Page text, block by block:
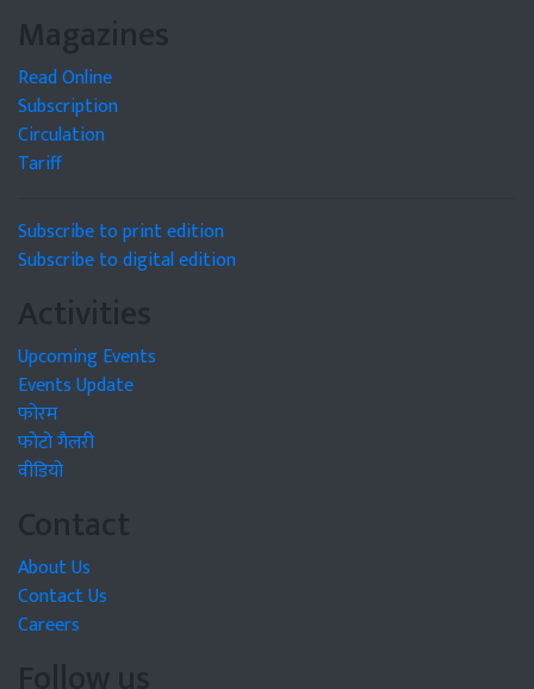
Magazines
Read Online
Subscription
Circulation
Tariff
Subscribe to print edition
Subscribe to digital edition
Activities
Upcoming Events
Events Update
फोरम
फोटो गैलरी
वीडियो
Contact
About Us
Contact Us
Careers